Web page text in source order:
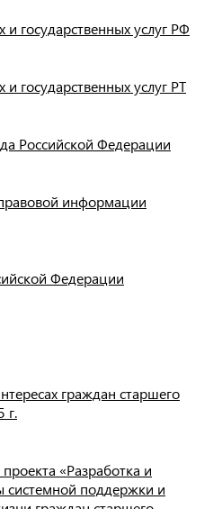
государственных услуг РФ
государственных услуг РТ
Российской Федерации
информации
Федерации
граждан старшего
г.
«Разработка и
системной поддержки и